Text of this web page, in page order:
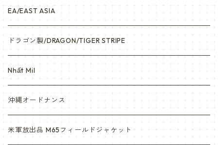
EA/EAST ASIA
ドラゴン製/DRAGON/TIGER STRIPE
Nhất Mil
沖縄オードナンス
米軍放出品 M65フィールドジャケット